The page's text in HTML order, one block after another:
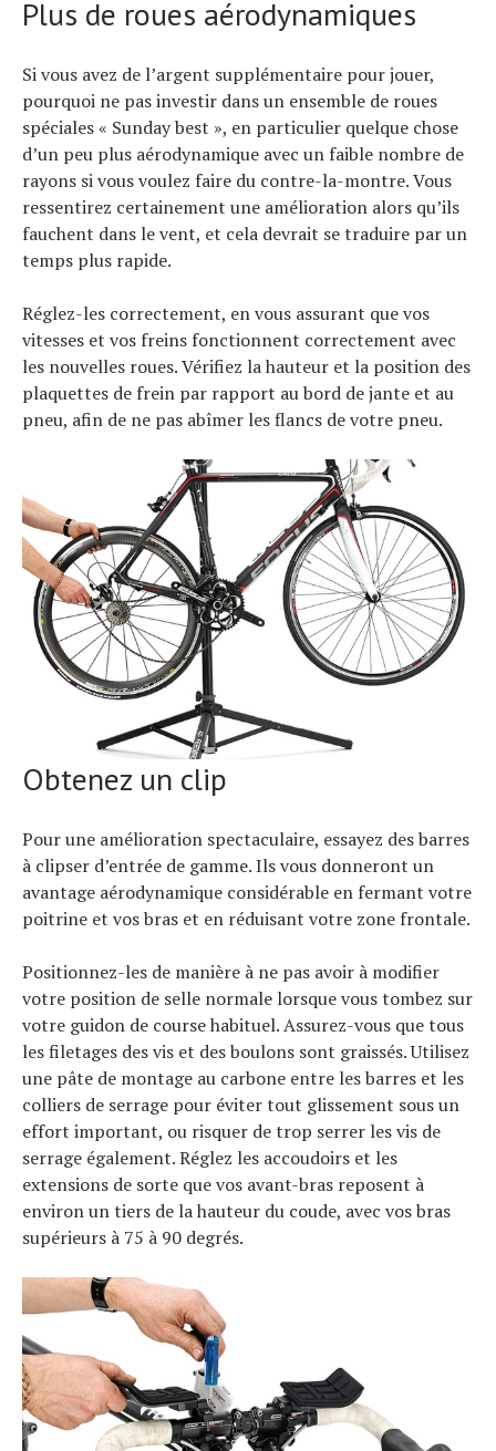
Plus de roues aérodynamiques
Si vous avez de l’argent supplémentaire pour jouer,
pourquoi ne pas investir dans un ensemble de roues
spéciales « Sunday best », en particulier quelque chose
d’un peu plus aérodynamique avec un faible nombre de
rayons si vous voulez faire du contre-la-montre. Vous
ressentirez certainement une amélioration alors qu’ils
fauchent dans le vent, et cela devrait se traduire par un
temps plus rapide.
Réglez-les correctement, en vous assurant que vos
vitesses et vos freins fonctionnent correctement avec
les nouvelles roues. Vérifiez la hauteur et la position des
plaquettes de frein par rapport au bord de jante et au
pneu, afin de ne pas abîmer les flancs de votre pneu.
Obtenez un clip
Pour une amélioration spectaculaire, essayez des barres
à clipser d’entrée de gamme. Ils vous donneront un
avantage aérodynamique considérable en fermant votre
poitrine et vos bras et en réduisant votre zone frontale.
Positionnez-les de manière à ne pas avoir à modifier
votre position de selle normale lorsque vous tombez sur
votre guidon de course habituel. Assurez-vous que tous
les filetages des vis et des boulons sont graissés. Utilisez
une pâte de montage au carbone entre les barres et les
colliers de serrage pour éviter tout glissement sous un
effort important, ou risquer de trop serrer les vis de
serrage également. Réglez les accoudoirs et les
extensions de sorte que vos avant-bras reposent à
environ un tiers de la hauteur du coude, avec vos bras
supérieurs à 75 à 90 degrés.